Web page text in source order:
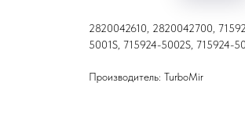
2820042610, 2820042700,
5001S, 715924-5002S, 715924-
Производитель: TurboMir